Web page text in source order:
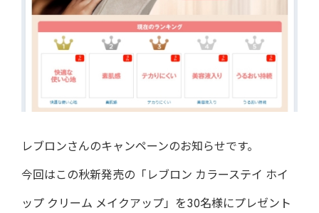
レブロンさんのキャンペーンのお知らせです。
今回はこの秋新発売の「レブロン カラーステイ ホイ
ップ クリーム メイクアップ」を30名様にプレゼント